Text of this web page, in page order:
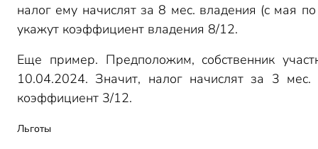
налог ему начислят за 8 мес. владения (с мая
укажут коэффициент владения 8/12.
Еще пример. Предположим, собственник
10.04.2024. Значит, налог начислят за 3
коэффициент 3/12.
Льготы